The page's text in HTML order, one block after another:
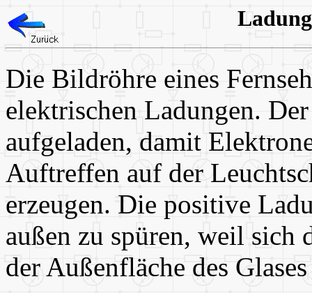
Die Bildröhre eines
elektrischen Ladungen.
aufgeladen, damit
Auftreffen auf der
erzeugen. Die positive
außen zu spüren, weil sich
der Außenfläche des